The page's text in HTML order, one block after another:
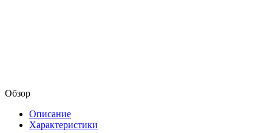
Обзор
Описание
Характеристики